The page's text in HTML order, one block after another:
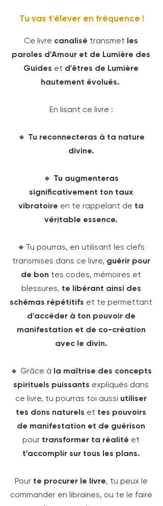
Tu vas t'élever en fréquence !
Ce livre canalisé transmet les
paroles d'Amour et de Lumière des
Guides et d'êtres de Lumière
hautement évolués.
En lisant ce livre :
🔸 Tu reconnecteras à ta nature
divine.
🔸 Tu augmenteras
significativement ton taux
vibratoire en te rappelant de ta
véritable essence.
🔸Tu pourras, en utilisant les clefs
transmises dans ce livre, guérir pour
de bon tes codes, mémoires et
blessures, te libérant ainsi des
schémas répétitifs et te permettant
d'accéder à ton pouvoir de
manifestation et de co-création
avec le divin.
🔸 Grâce à la maîtrise des concepts
spirituels puissants expliqués dans
ce livre, tu pourras toi aussi utiliser
tes dons naturels et tes pouvoirs
de manifestation et de guérison
pour transformer ta réalité et
t'accomplir sur tous les plans.
Pourte procurer le livre, tu peux le
commander en librairies, ou te le faire